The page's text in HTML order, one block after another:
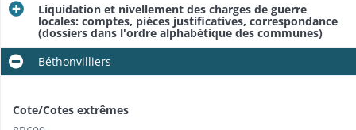
Liquidation et nivellement des charges de guerre
locales: comptes, pièces justificatives, correspondance
(dossiers dans l'ordre alphabétique des communes)
Béthonvilliers
Cote/Cotes extrêmes